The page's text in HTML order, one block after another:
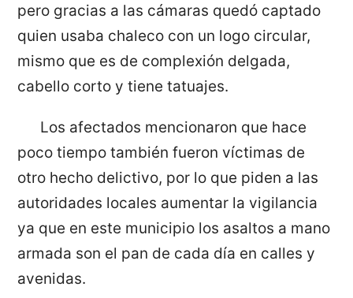
pero gracias a las cámaras quedó captado
quien usaba chaleco con un logo circular,
mismo que es de complexión delgada,
cabello corto y tiene tatuajes.
Los afectados mencionaron que hace
poco tiempo también fueron víctimas de
otro hecho delictivo, por lo que piden a las
autoridades locales aumentar la vigilancia
ya que en este municipio los asaltos a mano
armada son el pan de cada día en calles y
avenidas.